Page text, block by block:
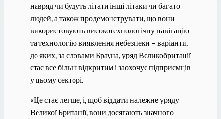
навряд чи будуть літати інші літаки чи багато
людей, а також продемонструвати, що вони
використовують високотехнологічну навігацію
та технологію виявлення небезпеки – варіанти,
до яких, за словами Брауна, уряд Великобританії
стає все більш відкритим і заохочує підприємців
у цьому секторі.
«Це стає легше, і, щоб віддати належне уряду
Великої Британії, вони досягають значного